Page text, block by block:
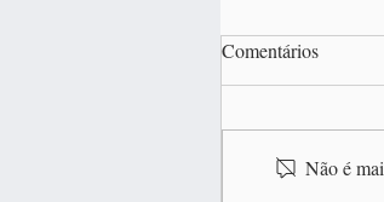
Meu bebê
Comentários
Não é